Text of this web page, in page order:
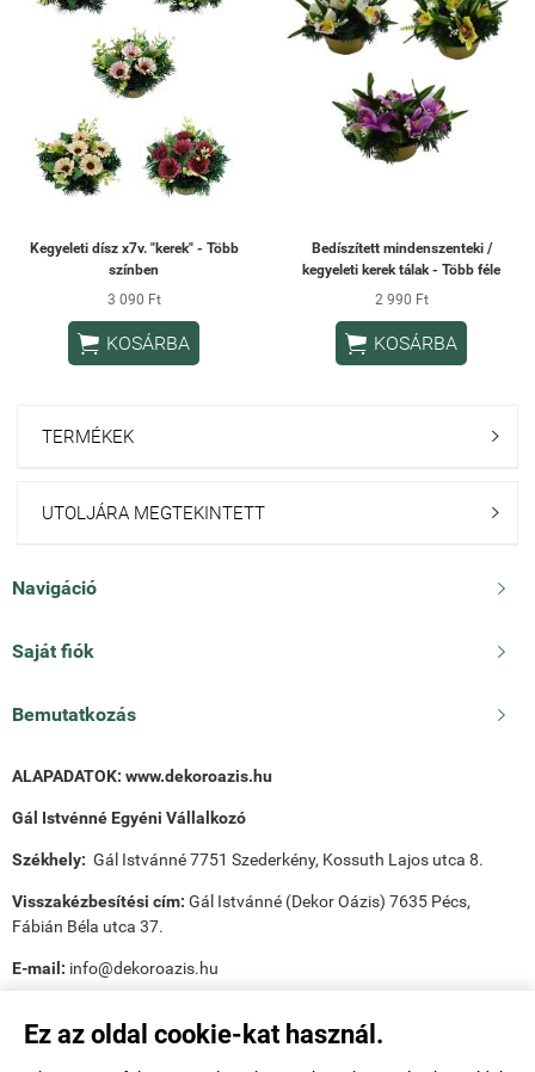
Ez az oldal cookie-kat használ.
Kegyeleti dísz x7v. "kerek" - Több
színben
3 090 Ft
 KOSÁRBA
Bedíszített mindenszenteki /
kegyeleti kerek tálak - Több féle
2 990 Ft
 KOSÁRBA
TERMÉKEK 
UTOLJÁRA MEGTEKINTETT 
Navigáció 
Saját fiók 
Bemutatkozás 
ALAPADATOK: www.dekoroazis.hu
Gál Istvénné Egyéni Vállalkozó
Székhely: Gál Istvánné 7751 Szederkény, Kossuth Lajos utca 8.
Visszakézbesítési cím: Gál Istvánné (Dekor Oázis) 7635 Pécs,
Fábián Béla utca 37.
E-mail: info@dekoroazis.hu